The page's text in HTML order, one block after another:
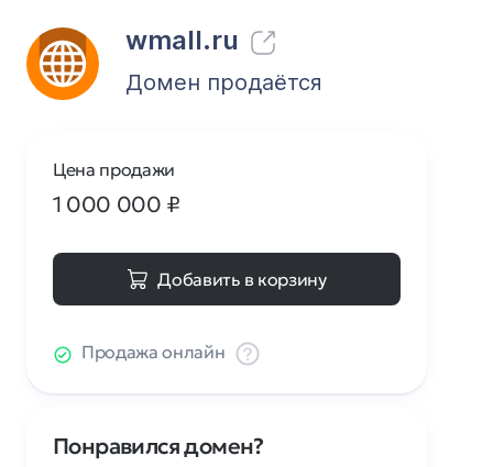
wmall.ru
Домен продаётся
Цена продажи
1 000 000 ₽
Добавить в корзину
Продажа онлайн
Понравился домен?